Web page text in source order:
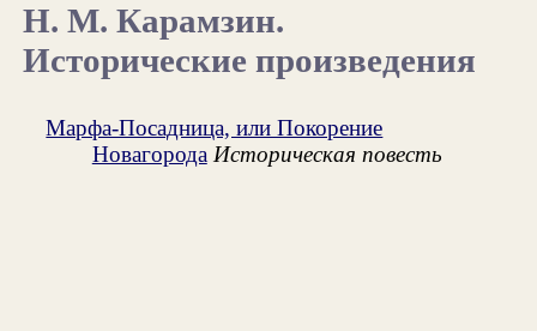
Н. М. Карамзин.
Исторические произведения
Марфа-Посадница, или Покорение
Новагорода Историческая повесть